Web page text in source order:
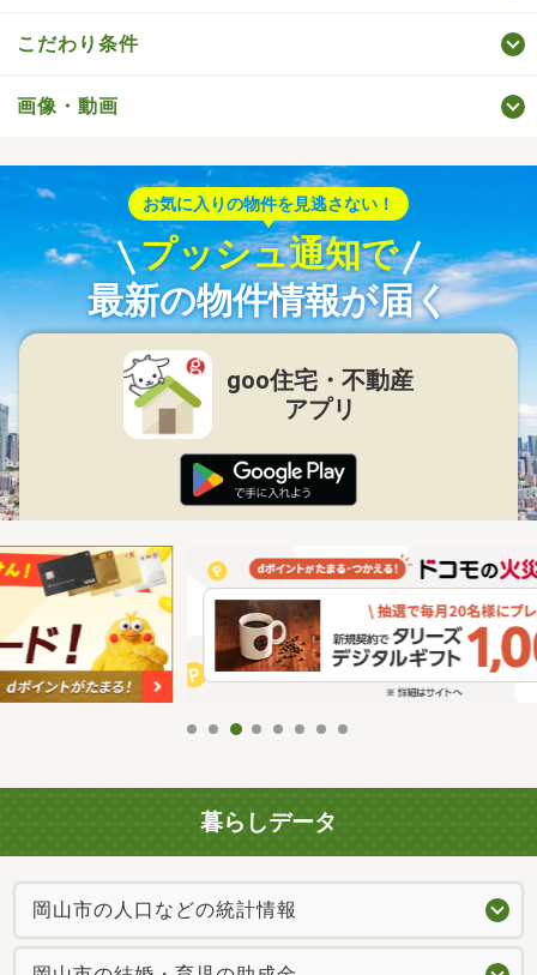
こだわり条件
画像・動画
お気に入りの物件を見逃さない！
プッシュ通知で
最新の物件情報が届く
goo住宅・不動産
アプリ
暮らしデータ
岡山市の人口などの統計情報